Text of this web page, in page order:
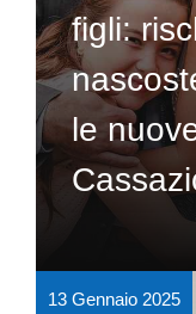
figli:
le
13 Gennaio 2025